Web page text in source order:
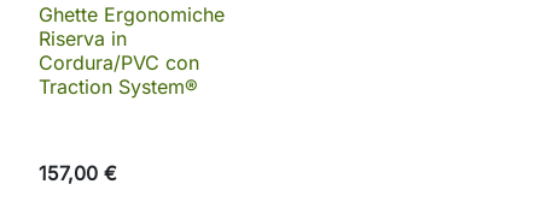
Ghette Ergonomiche
Riserva in
Cordura/PVC con
Traction System®
157,00 €